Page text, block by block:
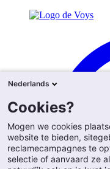
Nederlands
Cookies?
Mogen we cookies
website te bieden,
reclamecampagnes te
selectie of aanvaard ze